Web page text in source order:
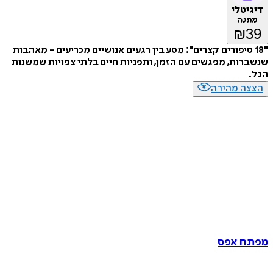
דיגיטלי
מתנה
₪39
"18 סיפורים קצרים": מסע בין רגעים אנושיים מכריעים - מאהבות
שנשברות, מפגשים עם הזמן, ותפניות חיים בלתי צפויות שמשנות
הכל.
הצצה מהירה
מפתח אפס